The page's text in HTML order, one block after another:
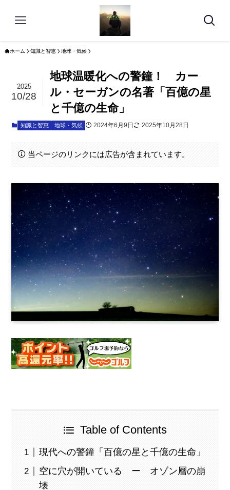
ホーム 知識と智恵 地球・気候
地球温暖化への警鐘！ カー
ル・セーガンの名著「百億の星
と千億の生命」
2025
10/28
知識と智恵 地球・気候 2024年6月9日 2025年10月28日
当ページのリンクには広告が含まれています。
Table of Contents
現代への警鐘「百億の星と千億の生命」
空に穴が開いている ー オゾン層の崩
壊